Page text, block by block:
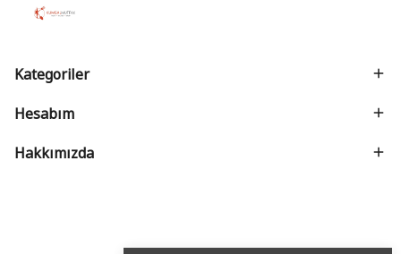
Kategoriler
Hesabım
Hakkımızda